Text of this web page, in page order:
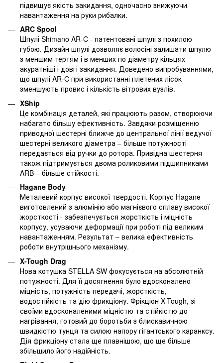
підвищує якість закидання, одночасно знижуючи
навантаження на руки рибалки.
ARC Spool
Шпулі Shimano AR-C - патентовані шпулі з похилою
губою. Дизайн шпулі дозволяє волосіні залишати шпулю
з меншим тертям і в менших по діаметру кільцях -
акуратніші і довгі закидання. Доведено випробуваннями,
що шпулі AR-C при використанні плетених лісок
зменшують провис і кількість вітрових вузлів.
XShip
Це комбінація деталей, які працюють разом, створюючи
набагато більшу ефективність. Завдяки розміщенню
приводної шестерні ближче до центральної лінії ведучої
шестерні великого діаметра – більше потужності
передається від ручки до ротора. Привідна шестерня
також підтримується двома роликовими підшипниками
ARB – більше стійкості.
Hagane Body
Металевий корпус високої твердості. Корпус Hagane
виготовлений з алюмінію або магнієвого сплаву високої
жорсткості - забезпечується жорсткість і міцність
корпусу, усуваючи деформації при роботі під великим
навантаженням. Результат – велика ефективність
роботи внутрішнього механізму.
X-Tough Drag
Нова котушка STELLA SW фокусується на абсолютній
потужності. Для її досягнення було вдосконалено
міцність, потужність передачі, жорсткість,
водостійкість та дію фрикціону. Фрікціон X-Tough, зі
своїми вдосконаленими міцністю та стійкістю до
нагрівання, готовий до боротьби з блискавичною
швидкістю тунця та силою напору гігантського каранксу.
Дія фрикціону стала ще плавнішою, що ще більше
збільшило його надійність.